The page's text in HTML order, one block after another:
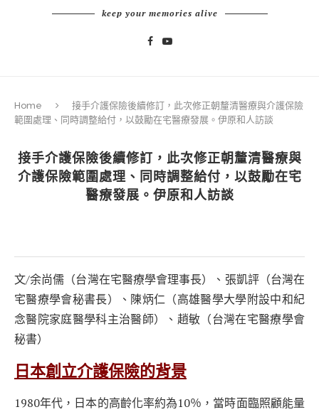
keep your memories alive
Home
接手介護保險後續修訂，此次修正朝釐清醫療與介護保險
範圍處理、同時調整給付，以鼓勵在宅醫療發展。伊原和人訪談
接手介護保險後續修訂，此次修正朝釐清醫療與
介護保險範圍處理、同時調整給付，以鼓勵在宅
醫療發展。伊原和人訪談
文/余尚儒（台灣在宅醫療學會理事長）、張凱評（台灣在
宅醫療學會秘書長）、陳炳仁（高雄醫學大學附設中和紀
念醫院家庭醫學科主治醫師）、趙敏（台灣在宅醫療學會
秘書）
日本創立介護保險的背景
1980年代，日本的高齡化率約為10％，當時面臨照顧能量